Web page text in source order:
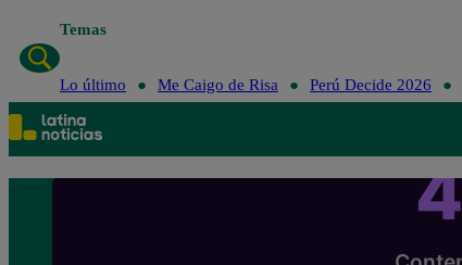
Temas
Lo último Me Caigo de Risa Perú Decide 2026